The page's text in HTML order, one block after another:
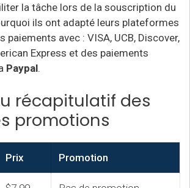
la tâche lors de la souscription du
ils ont adapté leurs plateformes
paiements avec : VISA, UCB, Discover,
Express et des paiements
Paypal.
récapitulatif des
promotions
Prix Promotion